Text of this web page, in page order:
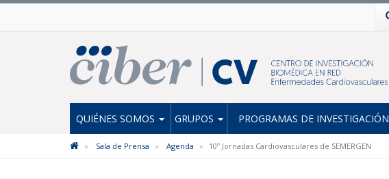
QUIÉNES SOMOS GRUPOS PROGRAMAS DE INVESTIGACIÓN
Sala de Prensa Agenda 10º Jornadas Cardiovasculares de SEMERGEN